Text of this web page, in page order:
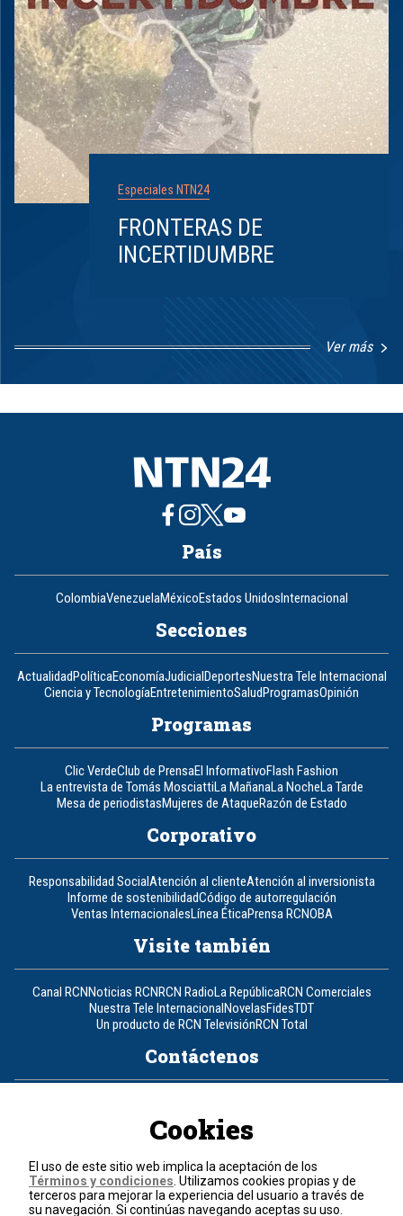
Especiales NTN24
FRONTERAS DE
INCERTIDUMBRE
Ver más
1
8
País
ColombiaVenezuelaMéxicoEstados UnidosInternacional
Secciones
ActualidadPolíticaEconomíaJudicialDeportesNuestra Tele Internacional
Ciencia y TecnologíaEntretenimientoSaludProgramasOpinión
Programas
Clic VerdeClub de PrensaEl InformativoFlash Fashion
La entrevista de Tomás MosciattiLa MañanaLa NocheLa Tarde
Mesa de periodistasMujeres de AtaqueRazón de Estado
Corporativo
Responsabilidad SocialAtención al clienteAtención al inversionista
Informe de sostenibilidadCódigo de autorregulación
Ventas InternacionalesLínea ÉticaPrensa RCNOBA
Visite también
Canal RCNNoticias RCNRCN RadioLa RepúblicaRCN Comerciales
Nuestra Tele InternacionalNovelasFidesTDT
Un producto de RCN TelevisiónRCN Total
Contáctenos
Política de cookies
Términos y condiciones
© 2026, RCN Medios.
Cookies
El uso de este sitio web implica la aceptación de los
Términos y condiciones . Utilizamos cookies propias y de
terceros para mejorar la experiencia del usuario a través de
su navegación. Si continúas navegando aceptas su uso.